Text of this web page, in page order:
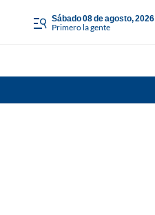
sábado 08 de agosto, 2026
Primero la gente